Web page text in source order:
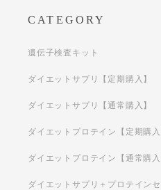
CATEGORY
遺伝子検査キット
ダイエットサプリ【定期購入】
ダイエットサプリ【通常購入】
ダイエットプロテイン【定期購入
ダイエットプロテイン【通常購入
ダイエットサプリ＋プロテイン